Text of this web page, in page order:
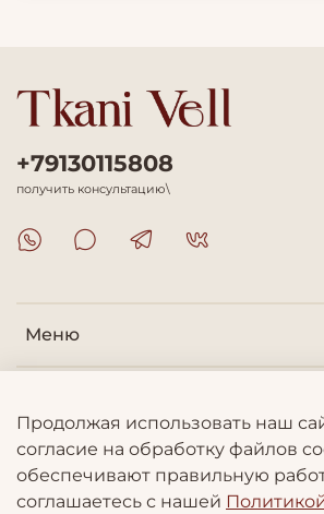
Меню
Информация
+79130115808
получить консультацию\
Продолжая использовать наш
согласие на обработку файлов
обеспечивают правильную
соглашаетесь с нашей